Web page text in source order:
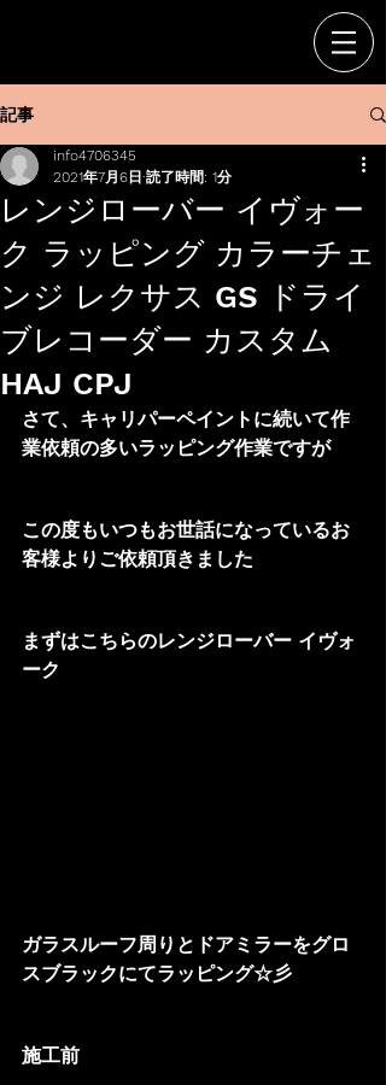
記事
レンジローバー イヴォー
ク ラッピング カラーチェ
ンジ レクサス GS ドライ
ブレコーダー カスタム
HAJ CPJ
info4706345
2021年7月6日 読了時間: 1分
さて、キャリパーペイントに続いて作
業依頼の多いラッピング作業ですが
この度もいつもお世話になっているお
客様よりご依頼頂きました
まずはこちらのレンジローバー イヴォ
ーク
ガラスルーフ周りとドアミラーをグロ
スブラックにてラッピング☆彡
施工前